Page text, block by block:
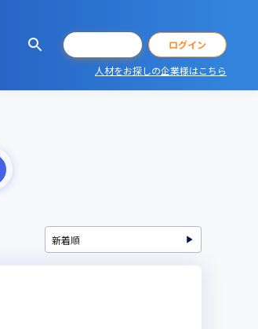
ログイン
人材をお探しの企業様はこちら